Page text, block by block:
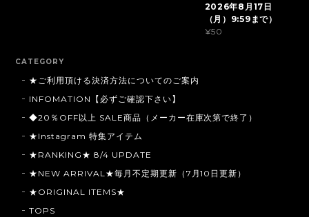
2026年8月17日
（月）9:59まで）
¥50
CATEGORY
★ご利用頂ける決済方法についてのご案内
INFOMATION【必ずご確認下さい】
◆20％OFF以上 SALE商品（メーカー在庫次第で終了）
★Instagram 特集アイテム
★RANKING★ 8/4 UPDATE
★NEW ARRIVAL★毎月不定期更新（7月10日更新）
★ORIGINAL ITEMS★
TOPS